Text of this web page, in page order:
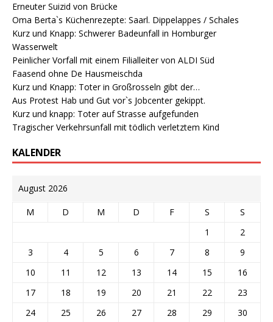
Erneuter Suizid von Brücke
Oma Berta`s Küchenrezepte: Saarl. Dippelappes / Schales
Kurz und Knapp: Schwerer Badeunfall in Homburger
Wasserwelt
Peinlicher Vorfall mit einem Filialleiter von ALDI Süd
Faasend ohne De Hausmeischda
Kurz und Knapp: Toter in Großrosseln gibt der…
Aus Protest Hab und Gut vor`s Jobcenter gekippt.
Kurz und knapp: Toter auf Strasse aufgefunden
Tragischer Verkehrsunfall mit tödlich verletztem Kind
KALENDER
August 2026
M D M D F S
S
1
2
3
4 5 6 7 8
9
10
11 12 13 14 15
16
17
18 19 20 21 22
23
24
25 26 27 28 29
30